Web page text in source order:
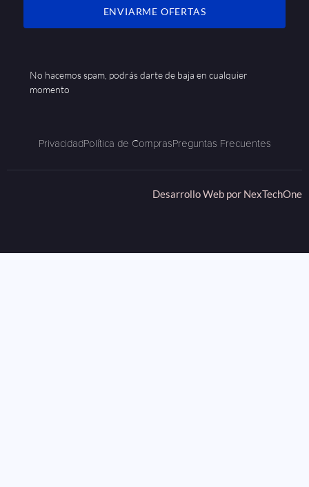
ENVIARME OFERTAS
No hacemos spam, podrás darte de baja en cualquier
momento
PrivacidadPolítica de ComprasPreguntas Frecuentes
Desarrollo Web por NexTechOne